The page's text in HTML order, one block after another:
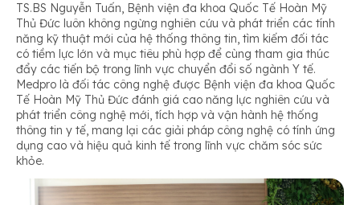
TS.BS Nguyễn Tuấn, Bệnh viện đa khoa Quốc Tế Hoàn Mỹ
Thủ Đức luôn không ngừng nghiên cứu và phát triển các tính
năng kỹ thuật mới của hệ thống thông tin, tìm kiếm đối tác
có tiềm lực lớn và mục tiêu phù hợp để cùng tham gia thúc
đẩy các tiến bộ trong lĩnh vực chuyển đổi số ngành Y tế.
Medpro là đối tác công nghệ được Bệnh viện đa khoa Quốc
Tế Hoàn Mỹ Thủ Đức đánh giá cao năng lực nghiên cứu và
phát triển công nghệ mới, tích hợp và vận hành hệ thống
thông tin y tế, mang lại các giải pháp công nghệ có tính ứng
dụng cao và hiệu quả kinh tế trong lĩnh vực chăm sóc sức
khỏe.